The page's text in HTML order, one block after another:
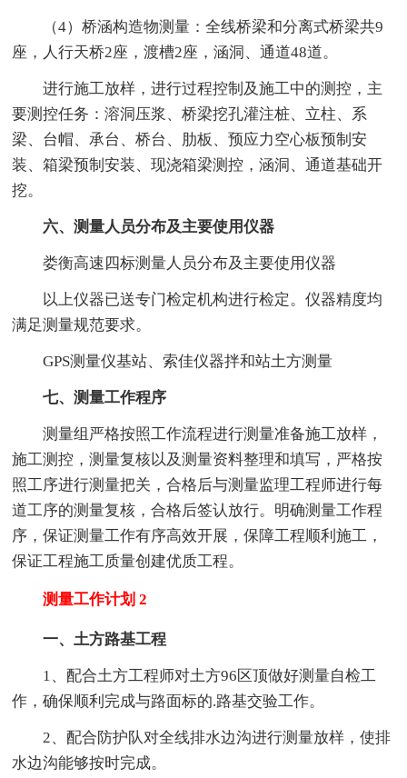
（4）桥涵构造物测量：全线桥梁和分离式桥梁共9
座，人行天桥2座，渡槽2座，涵洞、通道48道。
进行施工放样，进行过程控制及施工中的测控，主
要测控任务：溶洞压浆、桥梁挖孔灌注桩、立柱、系
梁、台帽、承台、桥台、肋板、预应力空心板预制安
装、箱梁预制安装、现浇箱梁测控，涵洞、通道基础开
挖。
六、测量人员分布及主要使用仪器
娄衡高速四标测量人员分布及主要使用仪器
以上仪器已送专门检定机构进行检定。仪器精度均
满足测量规范要求。
GPS测量仪基站、索佳仪器拌和站土方测量
七、测量工作程序
测量组严格按照工作流程进行测量准备施工放样，
施工测控，测量复核以及测量资料整理和填写，严格按
照工序进行测量把关，合格后与测量监理工程师进行每
道工序的测量复核，合格后签认放行。明确测量工作程
序，保证测量工作有序高效开展，保障工程顺利施工，
保证工程施工质量创建优质工程。
测量工作计划 2
一、土方路基工程
1、配合土方工程师对土方96区顶做好测量自检工
作，确保顺利完成与路面标的.路基交验工作。
2、配合防护队对全线排水边沟进行测量放样，使排
水边沟能够按时完成。